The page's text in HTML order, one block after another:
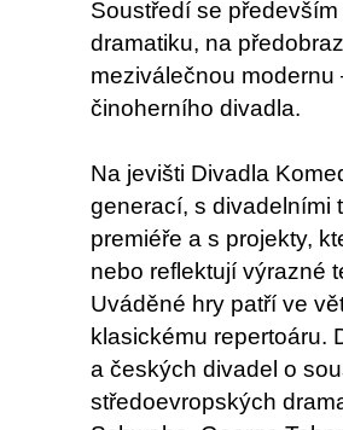
Soustředí se
dramatiku, na
meziválečnou
činoherního divadla.
Na jevišti Divadla
generací, s divadelními
premiéře a s projekty,
nebo reflektují výrazné
Uváděné hry patří ve
klasickému repertoáru.
a českých divadel o
středoevropských